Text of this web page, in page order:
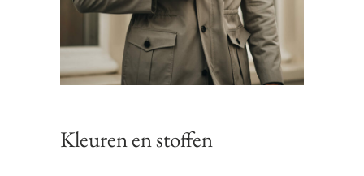
Kleuren en stoffen